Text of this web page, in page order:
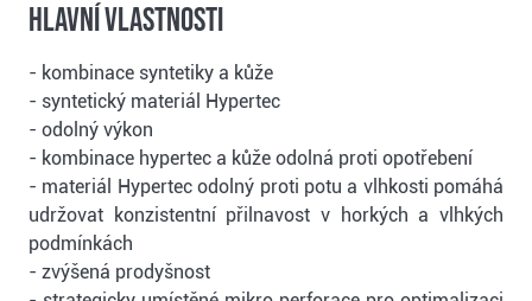
Hlavní vlastnosti
- kombinace syntetiky a kůže
- syntetický materiál Hypertec
- odolný výkon
- kombinace hypertec a kůže odolná proti opotřebení
- materiál Hypertec odolný proti potu a vlhkosti pomáhá
udržovat konzistentní přilnavost v horkých a vlhkých
podmínkách
- zvýšená prodyšnost